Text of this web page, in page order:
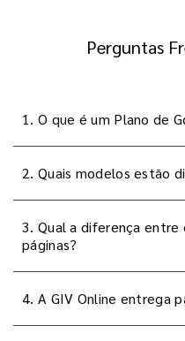
Perguntas
1. O que é um Plano de
2. Quais modelos estão
3. Qual a diferença entre
páginas?
4. A GIV Online entrega